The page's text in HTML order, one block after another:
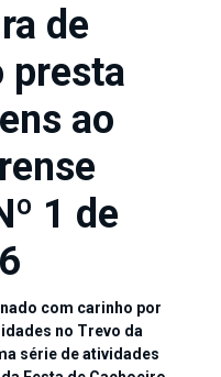
de
presta
ao
1 de
com carinho por
no Trevo da
série de atividades